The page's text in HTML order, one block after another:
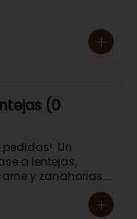
(0
Un
a lentejas,
y zanahorias.
lista para servir